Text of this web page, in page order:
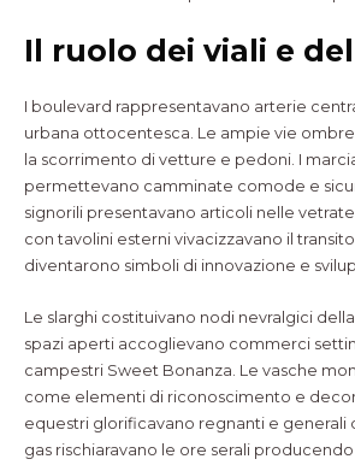
Il ruolo dei viali e
I boulevard rappresentavano arterie
urbana ottocentesca. Le ampie vie
la scorrimento di vetture e pedoni. I
permettevano camminate comode e
signorili presentavano articoli nelle
con tavolini esterni vivacizzavano il
diventarono simboli di innovazione e
Le slarghi costituivano nodi nevralgici
spazi aperti accoglievano commerci
campestri Sweet Bonanza. Le vasche
come elementi di riconoscimento e
equestri glorificavano regnanti e generali
gas rischiaravano le ore serali